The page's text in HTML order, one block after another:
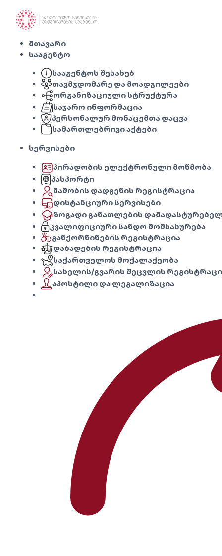
მთავარი
სააგენტო
სააგენტოს შესახებ
თავმჯდომარე და მოადგილეები
ორგანიზაციული სტრუქტურა
საჯარო ინფორმაცია
პერსონალურ მონაცემთა დაცვა
სამართლებრივი აქტები
სერვისები
პირადობის ელექტრონული მოწმობა
პასპორტი
მამობის დადგენის რეგისტრაცია
დისტანციური სერვისები
ზოგადი განათლების
კვალიფიციური სანდო მომსახურება
განქორწინების რეგისტრაცია
დაბადების რეგისტრაცია
საქართველოს მოქალაქეობა
სახელის/გვარის შეცვლის
აპოსტილი და ლეგალიზაცია